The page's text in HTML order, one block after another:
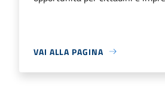
VAI ALLA PAGINA